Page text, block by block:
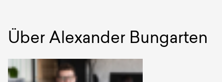
Über Alexander Bungarten